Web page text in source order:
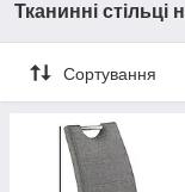
Тканинні
Сортування